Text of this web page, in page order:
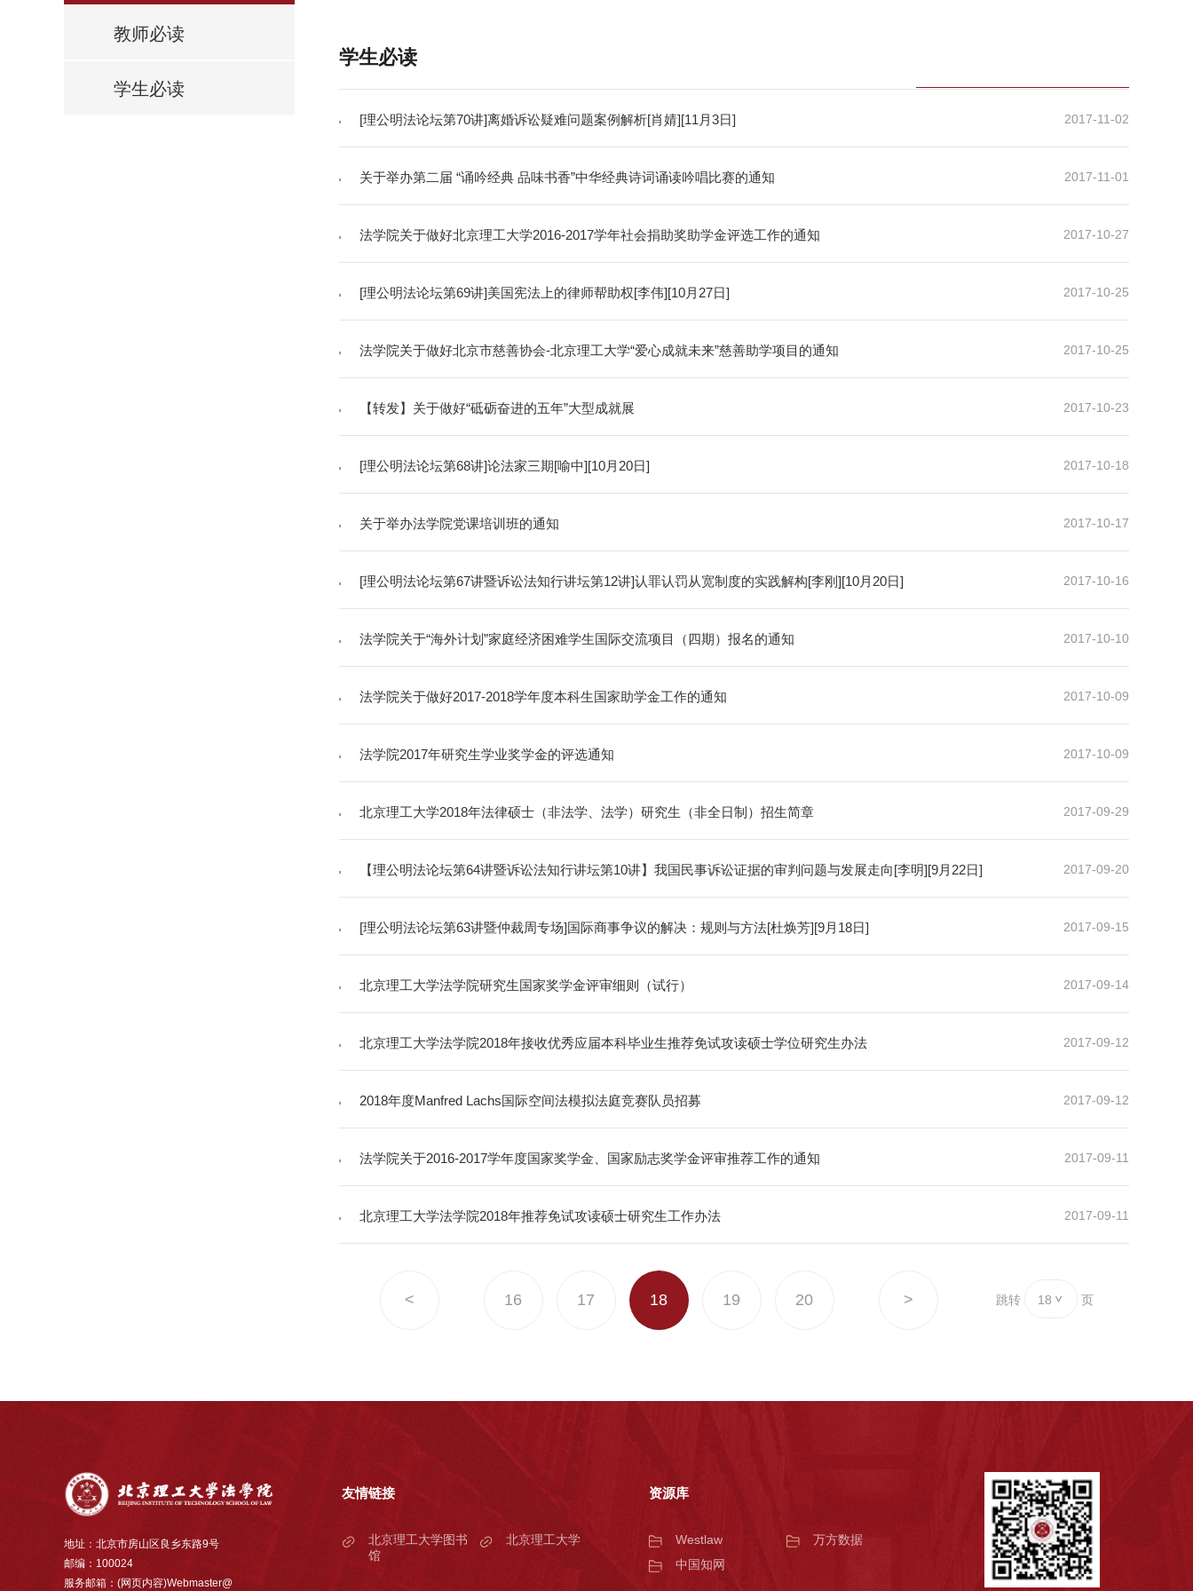
教师必读
学生必读
学生必读
2017-11-02
[理公明法论坛第70讲]离婚诉讼疑难问题案例解析[肖婧][11月3日]
2017-11-01
关于举办第二届 “诵吟经典 品味书香”中华经典诗词诵读吟唱比赛的通知
2017-10-27
法学院关于做好北京理工大学2016-2017学年社会捐助奖助学金评选工作的通知
2017-10-25
[理公明法论坛第69讲]美国宪法上的律师帮助权[李伟][10月27日]
2017-10-25
法学院关于做好北京市慈善协会-北京理工大学“爱心成就未来”慈善助学项目的通知
2017-10-23
【转发】关于做好“砥砺奋进的五年”大型成就展
2017-10-18
[理公明法论坛第68讲]论法家三期[喻中][10月20日]
2017-10-17
关于举办法学院党课培训班的通知
2017-10-16
[理公明法论坛第67讲暨诉讼法知行讲坛第12讲]认罪认罚从宽制度的实践解构[李刚][10月20日]
2017-10-10
法学院关于“海外计划”家庭经济困难学生国际交流项目（四期）报名的通知
2017-10-09
法学院关于做好2017-2018学年度本科生国家助学金工作的通知
2017-10-09
法学院2017年研究生学业奖学金的评选通知
2017-09-29
北京理工大学2018年法律硕士（非法学、法学）研究生（非全日制）招生简章
2017-09-20
【理公明法论坛第64讲暨诉讼法知行讲坛第10讲】我国民事诉讼证据的审判问题与发展走向[李明][9月22日]
2017-09-15
[理公明法论坛第63讲暨仲裁周专场]国际商事争议的解决：规则与方法[杜焕芳][9月18日]
2017-09-14
北京理工大学法学院研究生国家奖学金评审细则（试行）
2017-09-12
北京理工大学法学院2018年接收优秀应届本科毕业生推荐免试攻读硕士学位研究生办法
2017-09-12
2018年度Manfred Lachs国际空间法模拟法庭竞赛队员招募
2017-09-11
法学院关于2016-2017学年度国家奖学金、国家励志奖学金评审推荐工作的通知
2017-09-11
北京理工大学法学院2018年推荐免试攻读硕士研究生工作办法
< 16 17 18 19 20 > 跳转 18 页
地址：北京市房山区良乡东路9号
邮编：100024
服务邮箱：(网页内容)Webmaster@
友情链接
北京理工大学图书
馆
北京理工大学
资源库
Westlaw
万方数据
中国知网